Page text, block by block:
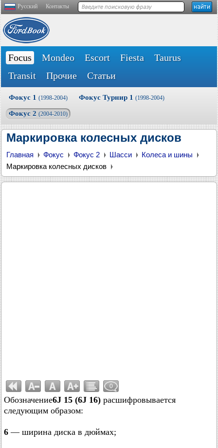
Русский Контакты
Focus Mondeo Escort Fiesta
Taurus
Transit
Прочие Статьи
Фокус 1 (1998-2004) Фокус Турнир 1 (1998-2004)
Фокус 2 (2004-2010)
Маркировка колесных дисков
Главная Фокус Фокус 2 Шасси
Колеса и шины
Маркировка колесных дисков
0
Обозначение6J 15 (6J 16) расшифровывается
следующим образом:
6 — ширина диска в дюймах;